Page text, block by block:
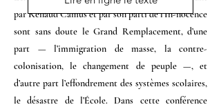
par Renaud Camus et par son parti de l’In-nocence
sont sans doute le Grand Remplacement, d’une
part — l’immigration de masse, la contre-
colonisation, le changement de peuple —, et
d’autre part l’effondrement des systèmes scolaires,
le désastre de l’École. Dans cette conférence